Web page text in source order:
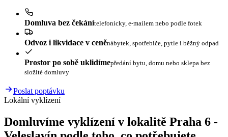
Domluva bez čekánítelefonicky, e-mailem nebo podle fotek
Odvoz i likvidace v ceněnábytek, spotřebiče, pytle i běžný odpad
Prostor po sobě uklidímepředání bytu, domu nebo sklepa bez
složité domluvy
Poslat poptávku
Lokální vyklízení
Domluvíme vyklízení v lokalitě Praha 6 -